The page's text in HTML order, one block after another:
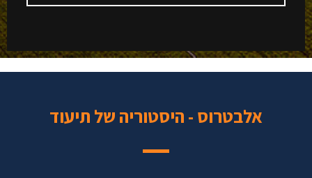
אלבטרוס - היסטוריה של תיעוד